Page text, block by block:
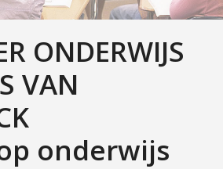
ONDERWIJS
VAN
onderwijs